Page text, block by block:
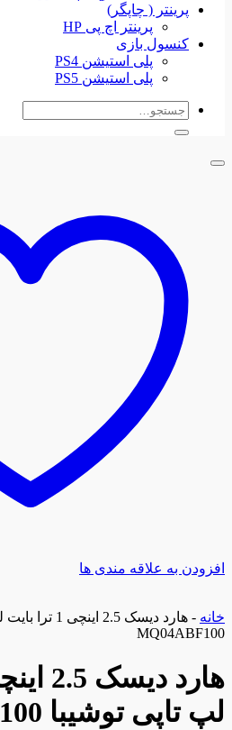
پرینتر ( چاپگر)
پرینتر اچ پی HP
کنسول بازی
پلی استیشن PS4
پلی استیشن PS5
جستجو
افزودن به علاقه مندی ها
خانه -
هارد دیسک 2.5
MQ04ABF100
لپ تاپی توشیبا MQ04ABF100